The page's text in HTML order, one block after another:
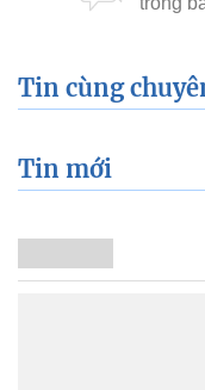
Tin cùng
Tin mới